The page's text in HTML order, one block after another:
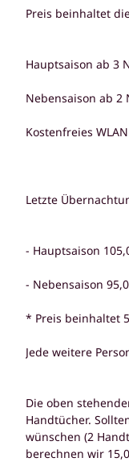
Preis beinhaltet
Hauptsaison ab 3
Nebensaison ab 2
Kostenfreies WLAN
Letzte
- Hauptsaison
- Nebensaison
* Preis beinhaltet
Jede weitere
Die oben
Handtücher.
wünschen (2
berechnen wir